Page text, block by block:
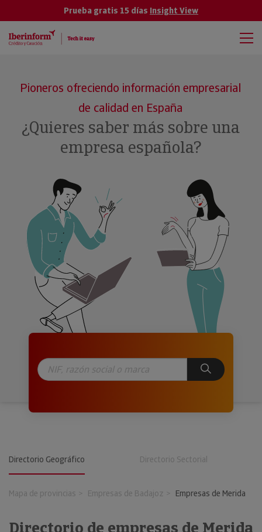
Prueba gratis 15 días Insight View
Pioneros ofreciendo información empresarial
de calidad en España
¿Quieres saber más sobre una
empresa española?
Directorio Geográfico Directorio Sectorial
Mapa de provincias Empresas de Badajoz Empresas de Merida
Directorio de empresas de Merida